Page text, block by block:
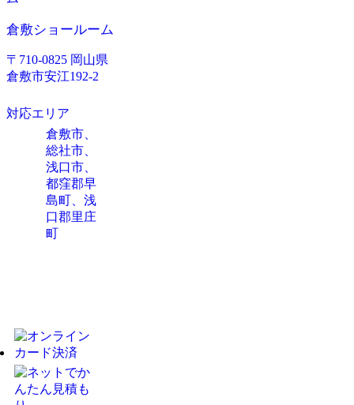
倉敷ショールーム
〒710-0825 岡山県
倉敷市安江192-2
対応エリア
倉敷市、
総社市、
浅口市、
都窪郡早
島町、浅
口郡里庄
町